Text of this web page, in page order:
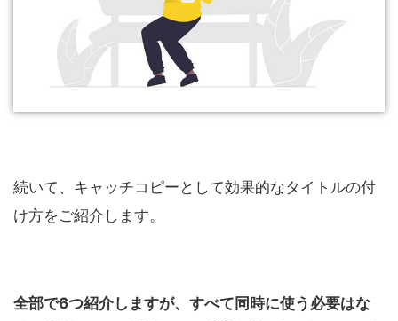
続いて、キャッチコピーとして効果的なタイトルの付
け方をご紹介します。
全部で6つ紹介しますが、すべて同時に使う必要はな